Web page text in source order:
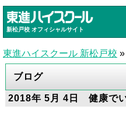
新松戸校 オフィシャルサイト
東進ハイスクール 新松戸校 »
ブログ
2018年 5月 4日 健康で